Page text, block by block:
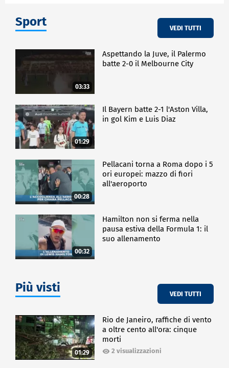
Sport VEDI TUTTI
03:33
Aspettando la Juve, il Palermo
batte 2-0 il Melbourne City
01:29
Il Bayern batte 2-1 l'Aston Villa,
in gol Kim e Luis Diaz
00:28
Pellacani torna a Roma dopo i 5
ori europei: mazzo di fiori
all'aeroporto
00:32
Hamilton non si ferma nella
pausa estiva della Formula 1: il
suo allenamento
Più visti VEDI TUTTI
01:29
Rio de Janeiro, raffiche di vento
a oltre cento all'ora: cinque
morti
2 visualizzazioni